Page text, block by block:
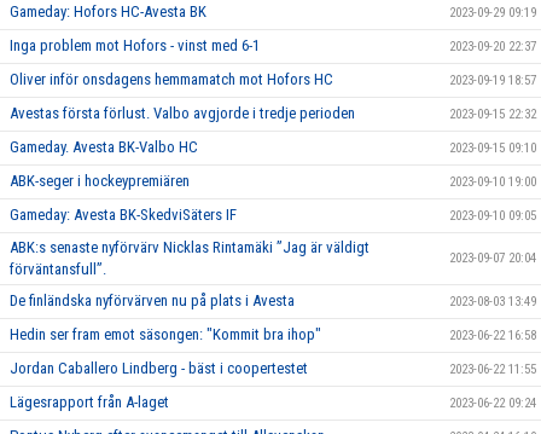
Gameday: Hofors HC-Avesta BK 2023-09-29 09:19
Inga problem mot Hofors - vinst med 6-1 2023-09-20 22:37
Oliver inför onsdagens hemmamatch mot Hofors HC 2023-09-19 18:57
Avestas första förlust. Valbo avgjorde i tredje perioden 2023-09-15 22:32
Gameday. Avesta BK-Valbo HC 2023-09-15 09:10
ABK-seger i hockeypremiären 2023-09-10 19:00
Gameday: Avesta BK-SkedviSäters IF 2023-09-10 09:05
ABK:s senaste nyförvärv Nicklas Rintamäki ”Jag är väldigt
förväntansfull”.
2023-09-07 20:04
De finländska nyförvärven nu på plats i Avesta 2023-08-03 13:49
Hedin ser fram emot säsongen: "Kommit bra ihop" 2023-06-22 16:58
Jordan Caballero Lindberg - bäst i coopertestet 2023-06-22 11:55
Lägesrapport från A-laget 2023-06-22 09:24